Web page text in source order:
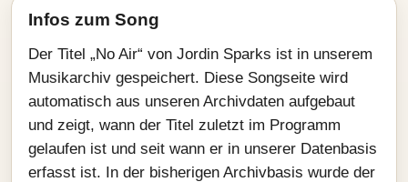
Infos zum Song
Der Titel „No Air“ von Jordin Sparks ist in unserem
Musikarchiv gespeichert. Diese Songseite wird
automatisch aus unseren Archivdaten aufgebaut
und zeigt, wann der Titel zuletzt im Programm
gelaufen ist und seit wann er in unserer Datenbasis
erfasst ist. In der bisherigen Archivbasis wurde der